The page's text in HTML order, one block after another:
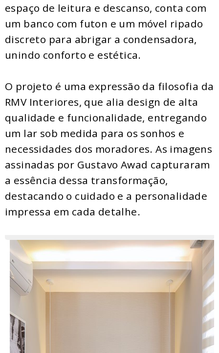
espaço de leitura e descanso, conta com
um banco com futon e um móvel ripado
discreto para abrigar a condensadora,
unindo conforto e estética.
O projeto é uma expressão da filosofia da
RMV Interiores, que alia design de alta
qualidade e funcionalidade, entregando
um lar sob medida para os sonhos e
necessidades dos moradores. As imagens
assinadas por Gustavo Awad capturaram
a essência dessa transformação,
destacando o cuidado e a personalidade
impressa em cada detalhe.